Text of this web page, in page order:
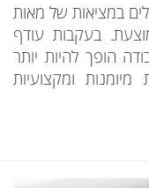
במציאות של מאות
בעקבות עודף
הופך להיות יותר
ומקצועיות